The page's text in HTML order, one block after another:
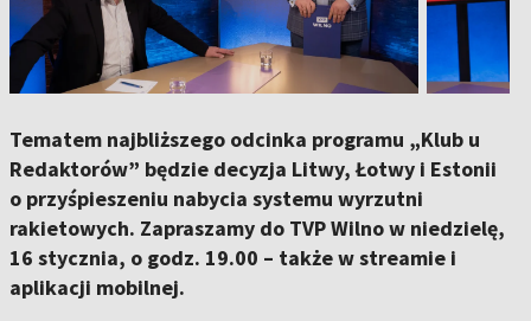
Tematem najbliższego odcinka programu „Klub u
Redaktorów” będzie decyzja Litwy, Łotwy i Estonii
o przyśpieszeniu nabycia systemu wyrzutni
rakietowych. Zapraszamy do TVP Wilno w niedzielę,
16 stycznia, o godz. 19.00 – także w streamie i
aplikacji mobilnej.